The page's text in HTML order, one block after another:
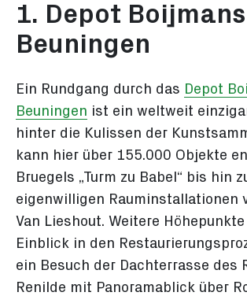
1. Depot Boijmans
Beuningen
Ein Rundgang durch das Depot
Beuningen ist ein weltweit
hinter die Kulissen der
kann hier über 155.000 Objekte
Bruegels „Turm zu Babel“ bis hin
eigenwilligen Rauminstallationen
Van Lieshout. Weitere
Einblick in den
ein Besuch der Dachterrasse des
Renilde mit Panoramablick über